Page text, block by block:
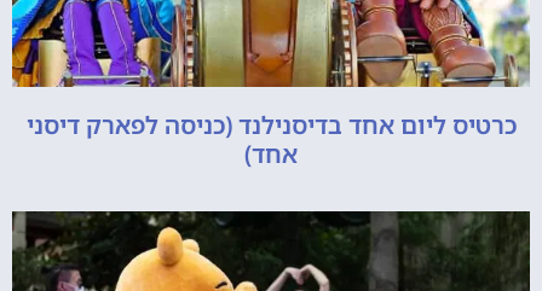
כרטיס ליום אחד בדיסנילנד (כניסה לפארק דיסני
אחד)